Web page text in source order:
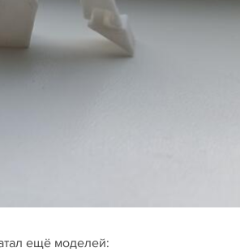
ещё моделей: